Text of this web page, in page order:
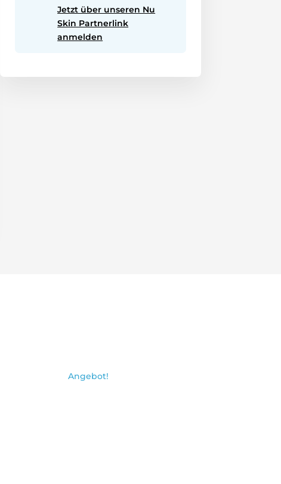
Jetzt über unseren Nu
Skin Partnerlink
anmelden
Angebot!